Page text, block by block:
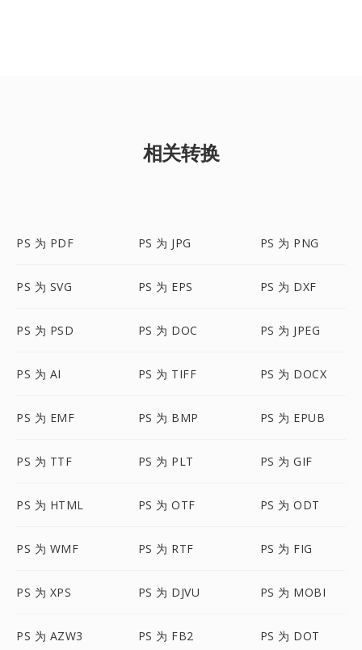
相关转换
PS 为 PDF PS 为 JPG PS 为 PNG
PS 为 SVG PS 为 EPS PS 为 DXF
PS 为 PSD PS 为 DOC PS 为 JPEG
PS 为 AI PS 为 TIFF PS 为 DOCX
PS 为 EMF PS 为 BMP PS 为 EPUB
PS 为 TTF PS 为 PLT PS 为 GIF
PS 为 HTML PS 为 OTF PS 为 ODT
PS 为 WMF PS 为 RTF PS 为 FIG
PS 为 XPS PS 为 DJVU PS 为 MOBI
PS 为 AZW3 PS 为 FB2 PS 为 DOT